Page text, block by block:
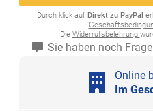
Durch klick auf Direkt zu PayPal
Die Widerrufsbelehrung
Sie haben noch
Online
Im